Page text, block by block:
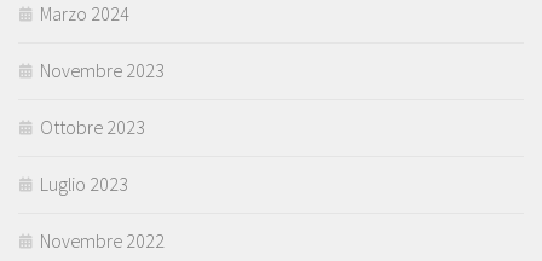
Marzo 2024
Novembre 2023
Ottobre 2023
Luglio 2023
Novembre 2022